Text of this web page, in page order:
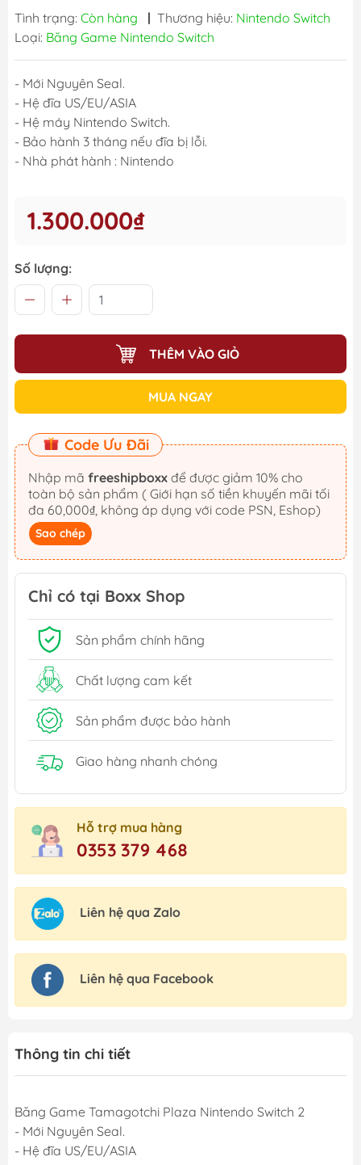
Tình trạng: Còn hàng | Thương hiệu: Nintendo Switch
Loại: Băng Game Nintendo Switch
- Mới Nguyên Seal.
- Hệ đĩa US/EU/ASIA
- Hệ máy Nintendo Switch.
- Bảo hành 3 tháng nếu đĩa bị lỗi.
- Nhà phát hành : Nintendo
1.300.000₫
Số lượng:
THÊM VÀO GIỎ
MUA NGAY
Code Ưu Đãi
Nhập mã freeshipboxx
toàn bộ sản phẩm ( Giới hạn số tiền khuyến mãi tối
đa 60,000₫, không áp dụng với code PSN, Eshop)
Sao chép
Chỉ có tại Boxx Shop
Sản phẩm chính hãng
Chất lượng cam kết
Sản phẩm được bảo hành
Giao hàng nhanh chóng
Hỗ trợ mua hàng
0353 379 468
Liên hệ qua Zalo
Liên hệ qua Facebook
Thông tin chi tiết
Băng Game Tamagotchi Plaza Nintendo Switch 2
- Mới Nguyên Seal.
- Hệ đĩa US/EU/ASIA